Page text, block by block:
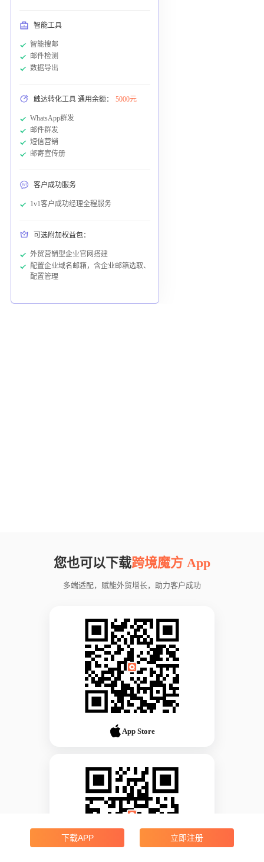
智能工具
智能搜邮
邮件检测
数据导出
触达转化工具 通用余额： 5000元
WhatsApp群发
邮件群发
短信营销
邮寄宣传册
客户成功服务
1v1客户成功经理全程服务
可选附加权益包：
外贸营销型企业官网搭建
配置企业域名邮箱，含企业邮箱选取、
配置管理
您也可以下载跨境魔方 App
多端适配，赋能外贸增长，助力客户成功
App Store
下载APP 立即注册